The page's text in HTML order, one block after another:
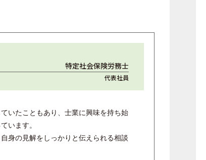
特定社会保険労務士
代表社員
いたこともあり、士業に興味を持ち始
います。
身の見解をしっかりと伝えられる相談